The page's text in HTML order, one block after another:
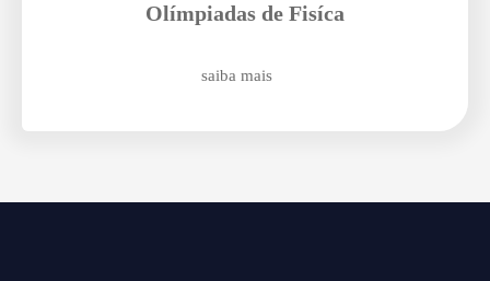
Olímpiadas de Fisíca
saiba mais
Enviar E-mail